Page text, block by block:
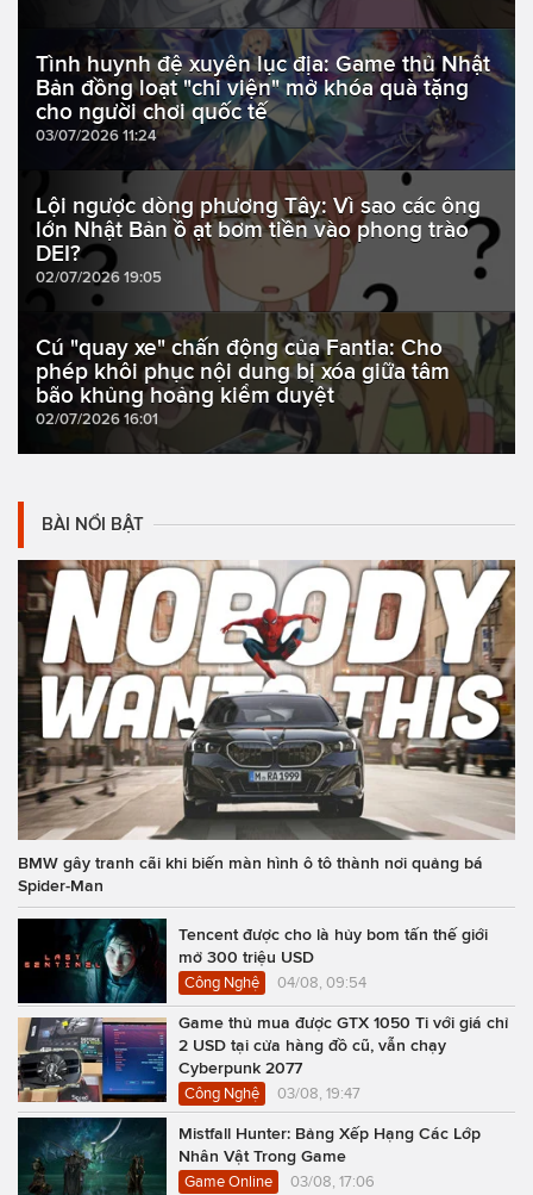
Tình huynh đệ xuyên lục địa: Game thủ Nhật
Bản đồng loạt "chi viện" mở khóa quà tặng
cho người chơi quốc tế
03/07/2026 11:24
Lội ngược dòng phương Tây: Vì sao các ông
lớn Nhật Bản ồ ạt bơm tiền vào phong trào
DEI?
02/07/2026 19:05
Cú "quay xe" chấn động của Fantia: Cho
phép khôi phục nội dung bị xóa giữa tâm
bão khủng hoảng kiểm duyệt
02/07/2026 16:01
BÀI NỔI BẬT
BMW gây tranh cãi khi biến màn hình ô tô thành nơi quảng bá
Spider-Man
Tencent được cho là hủy bom tấn thế giới
mở 300 triệu USD
Công Nghệ 04/08, 09:54
Game thủ mua được GTX 1050 Ti với giá chỉ
2 USD tại cửa hàng đồ cũ, vẫn chạy
Cyberpunk 2077
Công Nghệ 03/08, 19:47
Mistfall Hunter: Bảng Xếp Hạng Các Lớp
Nhân Vật Trong Game
Game Online 03/08, 17:06